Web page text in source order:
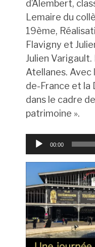
d’Alembert,
Lemaire du
19ème,
Flavigny et
Julien
Atellanes. Avec
de-France et la
dans le cadre
patrimoine ».
Lecteur
audio
00:00